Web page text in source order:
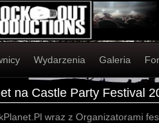
Wydarzenia Galeria
na Castle Party Festival
wraz z Organizatorami